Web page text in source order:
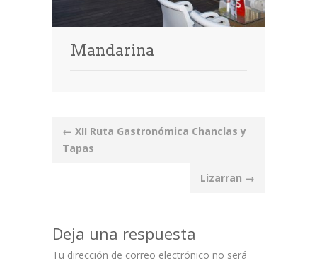
Mandarina
Post
navigation
← XII Ruta Gastronómica Chanclas y
Tapas
Lizarran →
Deja una respuesta
Tu dirección de correo electrónico no será